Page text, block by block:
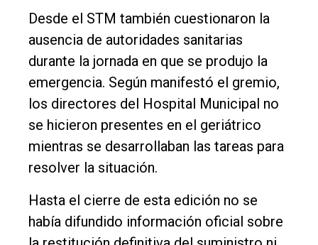
Desde el STM también cuestionaron la
ausencia de autoridades sanitarias
durante la jornada en que se produjo la
emergencia. Según manifestó el gremio,
los directores del Hospital Municipal no
se hicieron presentes en el geriátrico
mientras se desarrollaban las tareas para
resolver la situación.
Hasta el cierre de esta edición no se
había difundido información oficial sobre